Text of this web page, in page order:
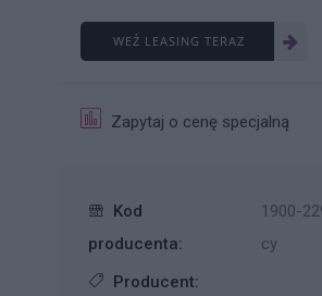
WEŹ LEASING TERAZ
Zapytaj o cenę specjalną
Kod
producenta:
1900-
cy
Producent: